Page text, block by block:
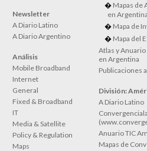
Newsletter
A Diario Latino
A Diario Argentino
Análisis
Mobile Broadband
Internet
General
Fixed & Broadband
IT
Media & Satellite
Policy & Regulation
Maps
Mapas de
en
Mapa de
Mapa del
Atlas y
en Argentina
Publicaciones
División:
A Diario Latino
Anuario TIC
Mapas de